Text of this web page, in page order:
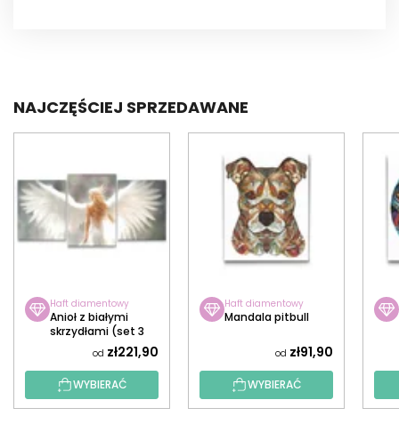
NAJCZĘŚCIEJ SPRZEDAWANE
Haft diamentowy
Anioł z białymi
skrzydłami (set 3
od zł221,90
WYBIERAĆ
Haft diamentowy
Mandala pitbull
od zł91,90
WYBIERAĆ